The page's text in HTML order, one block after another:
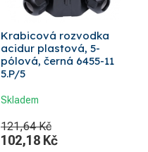
Krabicová rozvodka
acidur plastová, 5-
pólová, černá 6455-11
5.P/5
Skladem
121,64 Kč
102,18 Kč